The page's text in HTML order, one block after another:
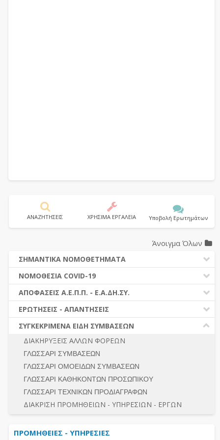
ΑΝΑΖΗΤΗΣΕΙΣ ΧΡΗΣΙΜΑ ΕΡΓΑΛΕΙΑ Υποβολή Ερωτημάτων
Άνοιγμα Όλων
ΣΗΜΑΝΤΙΚΑ ΝΟΜΟΘΕΤΗΜΑΤΑ
ΔΗΜΟΣΙΕΣ ΣΥΜΒΑΣΕΙΣ (Ν. 4412/2016)
ΔΗΜΟΤΙΚΟΣ ΚΩΔΙΚΑΣ (Ν.3463/2006)
ΚΑΛΛΙΚΡΑΤΗΣ (Ν.3852/2010)
ΝΟΜΟΘΕΣΙΑ - ΝΟΜΟΛΟΓΙΑ (ΣΥΝΟΛΟ)
ΝΟΜΟΘΕΣΙΑ COVID-19
ΝΟΜΟΘΕΣΙΑ - ΝΟΜΟΛΟΓΙΑ COVID -19
ΕΡΩΤΗΣΕΙΣ - ΑΠΑΝΤΗΣΕΙΣ
ΑΠΟΦΑΣΕΙΣ Α.Ε.Π.Π. - Ε.Α.ΔΗ.ΣΥ.
ΠΡΟΔΙΚΑΣΤΙΚΗ ΠΡΟΣΦΥΓΗ
ΓΕΝΙΚΟΙ ΚΑΝΟΝΕΣ
ΔΙΚΑΙΟΥΜΕΝΟΙ ΣΥΜΜΕΤΟΧΗΣ
ΠΡΟΣΦΟΡΕΣ – ΔΙΚΑΙΟΛΟΓΗΤΙΚΑ ΣΥΜΜΕΤΟΧΗΣ
ΔΙΕΞΑΓΩΓΗ ΔΙΑΔΙΚΑΣΙΑΣ
ΕΣΗΔΗΣ – ΚΗΜΔΗΣ
ΠΕΡΙΛΗΨΕΙΣ ΑΠΟΦΑΣΕΩΝ Α.Ε.Π.Π. - Ε.Α.ΔΗ.ΣΥ.
ΣΥΝΟΛΟ
ΕΡΩΤΗΣΕΙΣ - ΑΠΑΝΤΗΣΕΙΣ
Ν. 4782/2021 - ΤΡΟΠΟΠΟΙΗΣΗ 4412/2016
ΔΙΕΞΑΓΩΓΗ ΔΙΑΔΙΚΑΣΙΑΣ
ΔΙΑΔΙΚΑΣΙΕΣ ΑΝΑΘΕΣΗΣ
ΓΕΝΙΚΟΙ ΚΑΝΟΝΕΣ
ΠΡΟΕΤΟΙΜΑΣΙΑ - ΔΗΜΟΣΙΟΤΗΤΑ
ΛΟΓΟΙ ΑΠΟΚΛΕΙΣΜΟΥ-ΔΙΚΑΙΟΥΜΕΝΟΙ ΣΥΜΜΕΤΟΧΗΣ
ΠΡΟΣΦΟΡΕΣ - ΔΙΚΑΙΟΛΟΓΗΤΙΚΑ ΣΥΜΜΕΤΟΧΗΣ
ΣΥΓΚΕΚΡΙΜΕΝΑ ΕΙΔΗ ΣΥΜΒΑΣΕΩΝ
ΔΙΑΚΗΡΥΞΕΙΣ ΑΛΛΩΝ ΦΟΡΕΩΝ
ΓΛΩΣΣΑΡΙ ΣΥΜΒΑΣΕΩΝ
ΓΛΩΣΣΑΡΙ ΟΜΟΕΙΔΩΝ ΣΥΜΒΑΣΕΩΝ
ΓΛΩΣΣΑΡΙ ΚΑΘΗΚΟΝΤΩΝ ΠΡΟΣΩΠΙΚΟΥ
ΓΛΩΣΣΑΡΙ ΤΕΧΝΙΚΩΝ ΠΡΟΔΙΑΓΡΑΦΩΝ
ΔΙΑΚΡΙΣΗ ΠΡΟΜΗΘΕΙΩΝ - ΥΠΗΡΕΣΙΩΝ - ΕΡΓΩΝ
ΠΡΟΜΗΘΕΙΕΣ - ΥΠΗΡΕΣΙΕΣ